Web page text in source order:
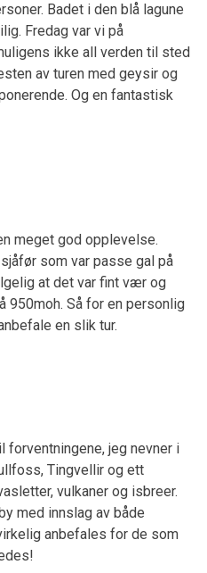
Badet i den blå lagune
Fredag var vi på
ikke all verden til sted
av turen med geysir og
Og en fantastisk
meget god opplevelse.
som var passe gal på
at det var fint vær og
950moh. Så for en personlig
en slik tur.
forventningene, jeg nevner i
Tingvellir og ett
vulkaner og isbreer.
med innslag av både
anbefales for de som